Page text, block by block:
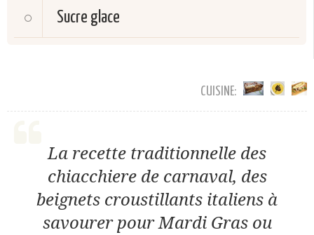
Sucre glace
CUISINE:
La recette traditionnelle des
chiacchiere de carnaval, des
beignets croustillants italiens à
savourer pour Mardi Gras ou